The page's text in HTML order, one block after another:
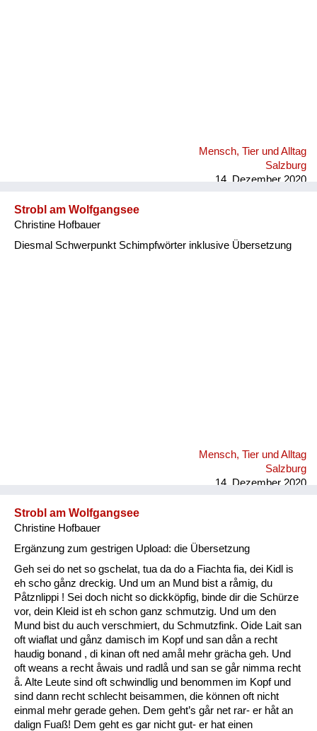
Mensch, Tier und Alltag
Salzburg
14. Dezember 2020
Strobl am Wolfgangsee
Christine Hofbauer
Diesmal Schwerpunkt Schimpfwörter inklusive Übersetzung
Mensch, Tier und Alltag
Salzburg
14. Dezember 2020
Strobl am Wolfgangsee
Christine Hofbauer
Ergänzung zum gestrigen Upload: die Übersetzung
Geh sei do net so gschelat, tua da do a Fiachta fia, dei Kidl is
eh scho gånz dreckig. Und um an Mund bist a råmig, du
Påtznlippi ! Sei doch nicht so dickköpfig, binde dir die Schürze
vor, dein Kleid ist eh schon ganz schmutzig. Und um den
Mund bist du auch verschmiert, du Schmutzfink. Oide Lait san
oft wiaflat und gånz damisch im Kopf und san dån a recht
haudig bonand , di kinan oft ned amål mehr grächa geh. Und
oft weans a recht åwais und radlå und san se går nimma recht
å. Alte Leute sind oft schwindlig und benommen im Kopf und
sind dann recht schlecht beisammen, die können oft nicht
einmal mehr gerade gehen. Dem geht’s går net rar- er håt an
dalign Fuaß! Dem geht es gar nicht gut- er hat einen